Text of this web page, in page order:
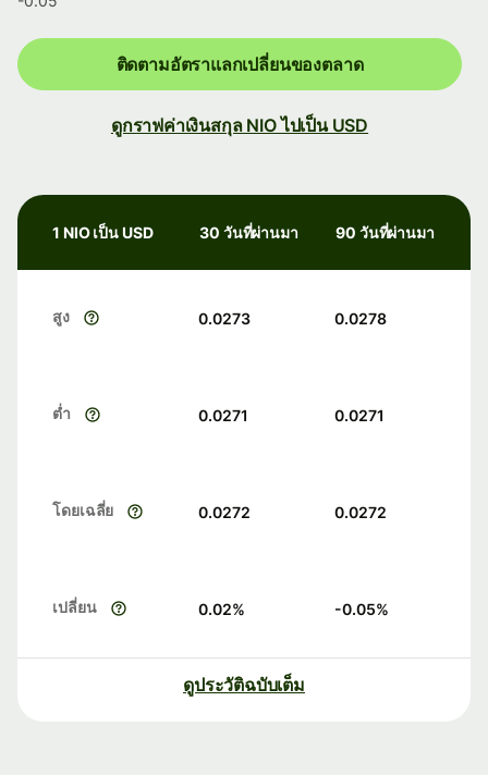
ติดตามอัตราแลกเปลี่ยนของตลาด
ดูกราฟค่าเงินสกุล NIO ไปเป็น USD
1 NIO เป็น USD 30 วันที่ผ่านมา 90 วันที่ผ่านมา
สูง 0.0273 0.0278
ต่ำ 0.0271 0.0271
โดยเฉลี่ย 0.0272 0.0272
เปลี่ยน 0.02% -0.05%
ดูประวัติฉบับเต็ม